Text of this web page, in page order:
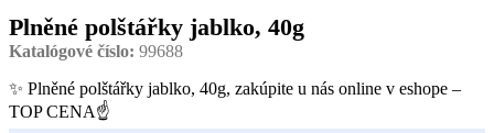
Plněné polštářky jablko, 40g
Katalógové číslo: 99688
✨ Plněné polštářky jablko, 40g, zakúpite u nás online v eshope –
TOP CENA☝